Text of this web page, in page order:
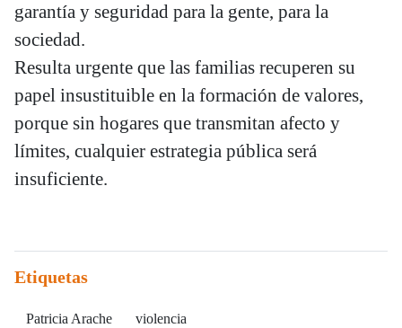
garantía y seguridad para la gente, para la
sociedad.
Resulta urgente que las familias recuperen su
papel insustituible en la formación de valores,
porque sin hogares que transmitan afecto y
límites, cualquier estrategia pública será
insuficiente.
Etiquetas
Patricia Arache violencia